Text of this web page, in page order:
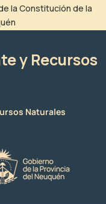
la Constitución de la
y Recursos
Naturales